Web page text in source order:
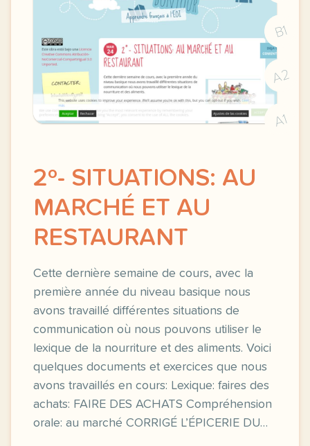
B1
A2
A1
2º- SITUATIONS: AU
MARCHÉ ET AU
RESTAURANT
Cette dernière semaine de cours, avec la
première année du niveau basique nous
avons travaillé différentes situations de
communication où nous pouvons utiliser le
lexique de la nourriture et des aliments. Voici
quelques documents et exercices que nous
avons travaillés en cours: Lexique: faires des
achats: FAIRE DES ACHATS Compréhension
orale: au marché CORRIGÉ L’ÉPICERIE DU…